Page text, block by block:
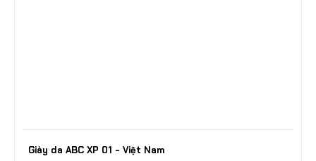
Giày da ABC XP 01 - Việt Nam